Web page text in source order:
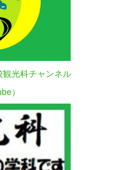
観光科チャンネル
）